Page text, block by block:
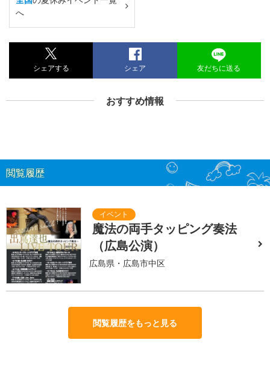
へ
シェアする シェア 友だちに送る
おすすめ情報
閲覧履歴
魔法の両手タッピング奏法
（広島公演）
広島県・広島市中区
閲覧履歴をもっと見る